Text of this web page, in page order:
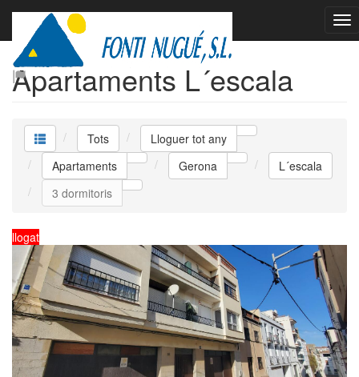
Lloguer tot any
Apartaments L´escala
Tots
Lloguer tot any
Apartaments
Gerona
L´escala
3 dormitoris
llogat